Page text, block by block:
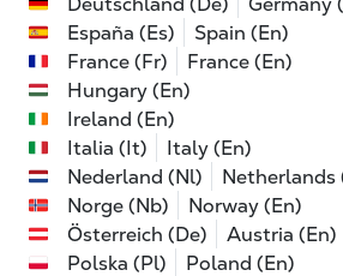
España (Es)
Spain (En)
France (Fr)
France (En)
Hungary (En)
Ireland (En)
Italia (It)
Italy (En)
Nederland (Nl)
Netherlands
Norge (Nb)
Norway (En)
Österreich (De)
Austria (En)
Polska (Pl)
Poland (En)